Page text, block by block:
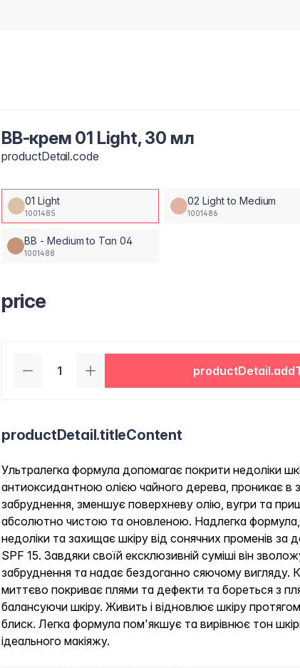
BB-крем 01 Light, 30 мл
productDetail.code
01 Light
1001485
02 Light to Medium
1001486
BB - Medium to Tan 04
1001488
price
productDetail.titleContent
Ультралегка формула допомагає покрити недоліки
антиоксидантною олією чайного дерева, проникає в
забруднення, зменшує поверхневу олію, вугри та
абсолютно чистою та оновленою. Надлегка
недоліки та захищає шкіру від сонячних променів за
SPF 15. Завдяки своїй ексклюзивній суміші він
забруднення та надає бездоганно сяючому вигляду.
миттєво покриває плями та дефекти та бореться з
балансуючи шкіру. Живить і відновлює шкіру
блиск. Легка формула пом'якшує та вирівнює тон
ідеального макіяжу.